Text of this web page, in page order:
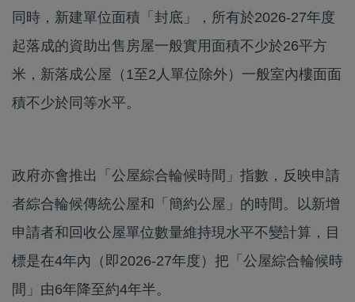
同時，新建單位面積「封底」，所有於2026-27年度
起落成的資助出售房屋一般實用面積不少於26平方
米，新落成公屋（1至2人單位除外）一般室內樓面面
積不少於同等水平。
政府亦會推出「公屋綜合輪候時間」指數，反映申請
者綜合輪候傳統公屋和「簡約公屋」的時間。以新增
申請者和回收公屋單位數量維持現水平不變計算，目
標是在4年內（即2026-27年度）把「公屋綜合輪候時
間」由6年降至約4年半。